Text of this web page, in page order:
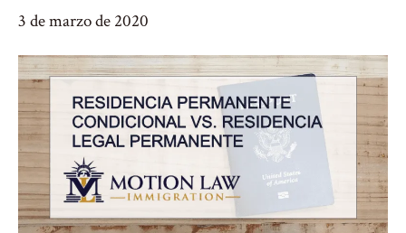
3 de marzo de 2020